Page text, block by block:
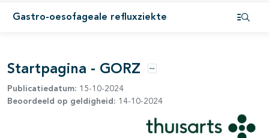
Gastro-oesofageale refluxziekte
open- en dichtklappen
Startpagina - GORZ Opties
Publicatiedatum: 15-10-2024
Beoordeeld op geldigheid: 14-10-2024